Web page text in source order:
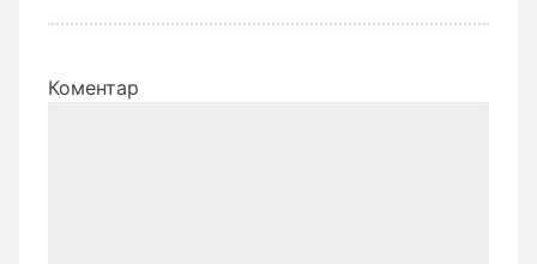
Коментар